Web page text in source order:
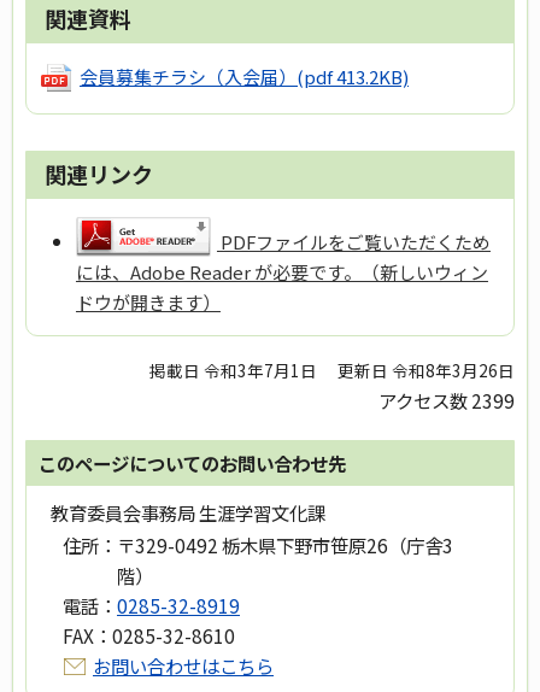
関連資料
会員募集チラシ（入会届） (pdf 413.2KB)
関連リンク
PDFファイルをご覧いただくため
には、Adobe Reader が必要です。（新しいウィン
ドウが開きます）
掲載日 令和3年7月1日 更新日 令和8年3月26日
アクセス数2399
このページについてのお問い合わせ先
教育委員会事務局 生涯学習文化課
住所： 〒329-0492 栃木県下野市笹原26（庁舎3
階）
電話： 0285-32-8919
FAX： 0285-32-8610
お問い合わせはこちら